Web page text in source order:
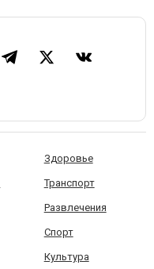
Здоровье
Транспорт
Развлечения
Спорт
Культура